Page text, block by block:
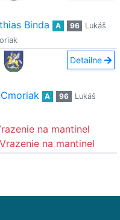
Binda A 96
Lukáš
Detailne
A 96
Lukáš
na mantinel
Vrazenie na mantinel